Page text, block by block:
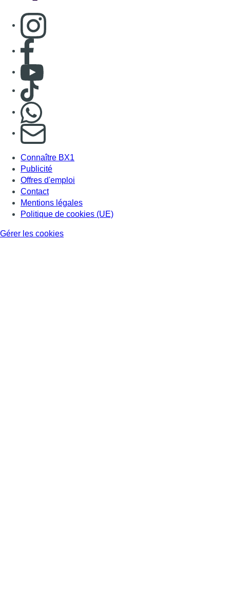
Consulter page Instagram
Consulter page Facebook
Consulter Youtube
Consulter TikTok
S'abonner à notre newsletter
Connaître BX1
Publicité
Offres d'emploi
Contact
Mentions légales
Politique de cookies (UE)
Gérer les cookies